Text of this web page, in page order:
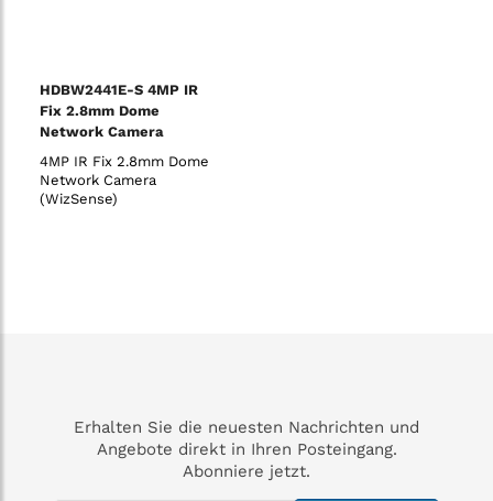
HDBW2441E-S 4MP IR
Fix 2.8mm Dome
Network Camera
(WizSense)
4MP IR Fix 2.8mm Dome
Network Camera
(WizSense)
Erhalten Sie die neuesten Nachrichten und
Angebote direkt in Ihren Posteingang.
Abonniere jetzt.